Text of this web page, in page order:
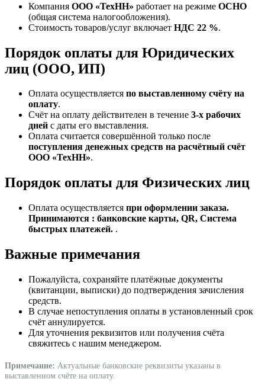
Компания ООО «ТехНН» работает на режиме ОСНО
(общая система налогообложения).
Стоимость товаров/услуг включает НДС 22 %.
Порядок оплаты для Юридических
лиц (ООО, ИП)
Оплата осуществляется по выставленному счёту на
оплату.
Счёт на оплату действителен в течение 3‑х рабочих
дней с даты его выставления.
Оплата считается совершённой только после
поступления денежных средств на расчётный счёт
ООО «ТехНН».
Порядок оплаты для Физических лиц
Оплата осуществляется при оформлении заказа.
Принимаются : банковские карты, QR, Система
быстрых платежей. .
Важные примечания
Пожалуйста, сохраняйте платёжные документы
(квитанции, выписки) до подтверждения зачисления
средств.
В случае непоступления оплаты в установленный срок
счёт аннулируется.
Для уточнения реквизитов или получения счёта
свяжитесь с нашим менеджером.
Примечание: Актуальные банковские реквизиты указаны в
выставленном счёте на оплату.